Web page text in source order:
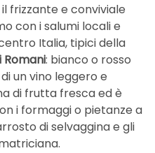
frizzante e conviviale
con i salumi locali e
Italia, tipici della
Romani: bianco o rosso
un vino leggero e
di frutta fresca ed è
i formaggi o pietanze a
di selvaggina e gli